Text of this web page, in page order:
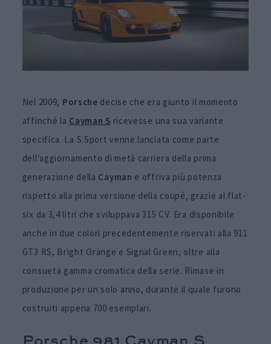
Nel 2009, Porsche decise che era giunto il momento
affinché la Cayman S ricevesse una sua variante
specifica. La S Sport venne lanciata come parte
dell’aggiornamento di metà carriera della prima
generazione della Cayman e offriva più potenza
rispetto alla prima versione della coupé, grazie al flat-
six da 3,4 litri che sviluppava 315 CV. Era disponibile
anche in due colori precedentemente riservati alla 911
GT3 RS, Bright Orange e Signal Green, oltre alla
consueta gamma cromatica della serie. Rimase in
produzione per un solo anno, durante il quale furono
costruiti appena 700 esemplari.